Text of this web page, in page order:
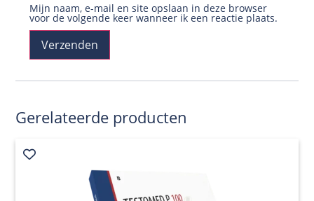
Mijn naam, e-mail en site opslaan in deze browser
voor de volgende keer wanneer ik een reactie plaats.
Gerelateerde producten